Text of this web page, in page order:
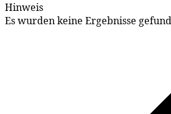
Hinweis
Es wurden keine Ergebnisse